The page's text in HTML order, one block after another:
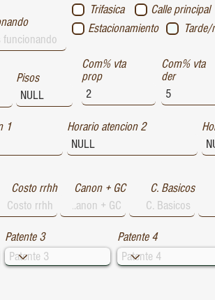
Trifasica Calle principal
Estacionamiento
Pisos
Com% vta
prop
Com% vta
der
1 Horario atencion 2
Costo rrhh Canon + GC C. Basicos
Patente 3 Patente 4